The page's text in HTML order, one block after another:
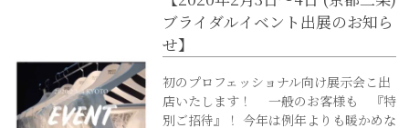
ブライダルイベント出展のお知ら
せ】
初のプロフェッショナル向け展示会こ出
店いたします！ 一般のお客様も 『特
別ご招待』！ 今年は例年よりも暖かめな